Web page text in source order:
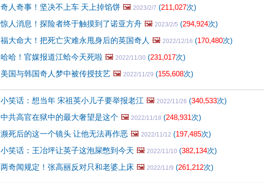
奇人奇事！坚决不上车 天上掉馅饼 🖼️ 2023/2/7 (211,027次)
惊人消息！探险者终于触摸到了诺亚方舟 🖼️ 2023/2/5 (294,924次)
福大命大！把死亡灾难永甩身后的英国奇人 🖼️ 2022/12/16 (170,480次)
哈哈！官媒报道江蛤今天死啦 🖼️ 2022/11/30 (231,017次)
美国与韩国奇人梦中被传授技艺 🖼️ 2022/11/29 (155,608次)
小笑话：想当年 宋祖英小儿子要举报老江 🖼️ 2022/11/26 (340,533次)
中共高官在狱中的最大奢望是这个 🖼️ 2022/11/18 (248,931次)
濒死后的这一个镜头 让他无法再作恶 🖼️ 2022/11/12 (197,485次)
小笑话：王冶坪让英子这泡屎憋到今天 🖼️ 2022/11/10 (382,134次)
两奇闻规定！张高丽反对只和老婆上床 🖼️ 2022/11/9 (261,212次)